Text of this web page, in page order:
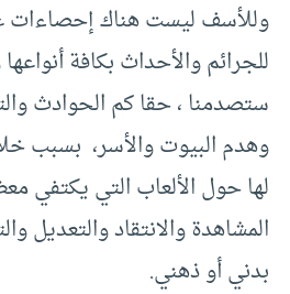
وللأسف ليست هناك إحصاءات
للجرائم والأحداث بكافة
ستصدمنا ، حقا كم الحوادث
وهدم البيوت والأسر، بسبب
لها حول الألعاب التي يكتفي
المشاهدة والانتقاد والتعديل
بدني أو ذهني.